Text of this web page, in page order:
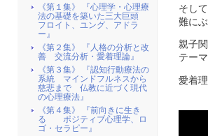
そし
難に
親子
テーマ
愛着
《第１集》 『心理学・心理療
法の基礎を築いた三大巨頭
フロイト、ユング、アドラ
ー』
《第２集》 『人格の分析と改
善 交流分析・愛着理論』
《第３集》 『認知行動療法の
系統 マインドフルネスから
慈悲まで 仏教に近づく現代
の心理療法』
《第４集》 『前向きに生き
る ポジティブ心理学、ロ
ゴ・セラピー』